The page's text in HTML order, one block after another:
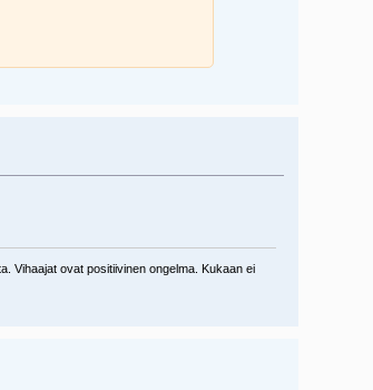
Vihaajat ovat positiivinen ongelma. Kukaan ei